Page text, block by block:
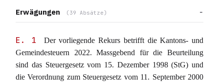
Erwägungen (39 Absätze)
E. 1
Der vorliegende Rekurs betrifft die Kantons- und
Gemeindesteuern 2022. Massgebend für die Beurteilung
sind das Steuergesetz vom 15. Dezember 1998 (StG) und
die Verordnung zum Steuergesetz vom 11. September 2000